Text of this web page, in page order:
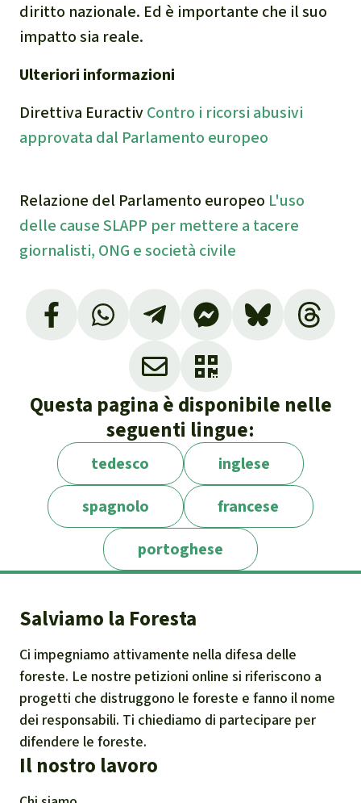
diritto nazionale. Ed è importante che il suo
impatto sia reale.
Ulteriori informazioni
Direttiva EuractivContro i ricorsi abusivi
approvata dal Parlamento europeo
Relazione del Parlamento europeo L'uso
delle cause SLAPP per mettere a tacere
giornalisti, ONG e società civile
SLAPP è l'acronimo di Strategic Lawsuits
Against Public Participation (cause
strategiche contro la partecipazione
La direttiva contro i ricorsi abusivi approvata
dal Parlamento europeo
https://www.euractiv.fr/section/medias/new
s/la-directive-contre-les-recours-abusifs-
approuvee-par-le-parlement-europeen/
L'uso delle cause SLAPP per mettere a tacere
giornalisti, ONG e società civile
Questa pagina è disponibile nelle
seguenti lingue:
tedesco
inglese
spagnolo
francese
portoghese
Salviamo la Foresta
Ci impegniamo attivamente nella difesa delle
foreste. Le nostre petizioni online si riferiscono a
progetti che distruggono le foreste e fanno il nome
dei responsabili. Ti chiediamo di partecipare per
difendere le foreste.
Il nostro lavoro